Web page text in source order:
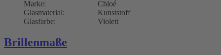
Marke:
Chloé
Glasmaterial:
Kunststoff
Glasfarbe:
Violett
Brillenmaße